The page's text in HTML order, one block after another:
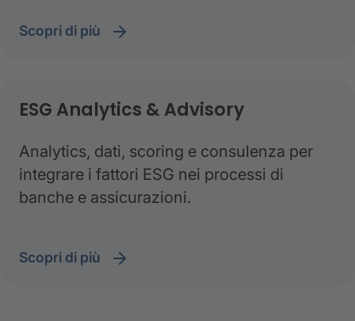
scopri di più
ESG Analytics & Advisory
Analytics, dati, scoring e consulenza per
integrare i fattori ESG nei processi di
banche e assicurazioni.
scopri di più